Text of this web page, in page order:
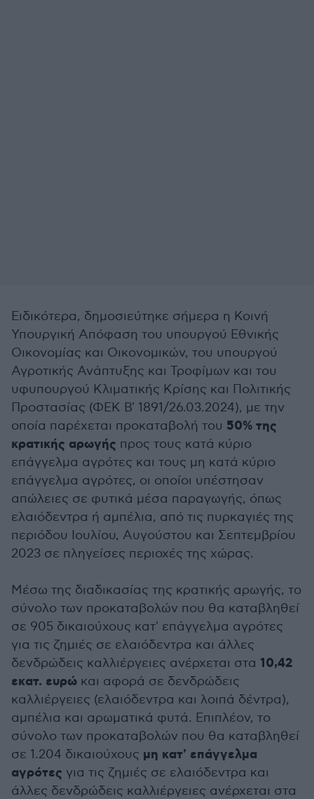
Ειδικότερα, δημοσιεύτηκε σήμερα η Κοινή
Υπουργική Απόφαση του υπουργού Εθνικής
Οικονομίας και Οικονομικών, του υπουργού
Αγροτικής Ανάπτυξης και Τροφίμων και του
υφυπουργού Κλιματικής Κρίσης και Πολιτικής
Προστασίας (ΦΕΚ Β' 1891/26.03.2024), με την
οποία παρέχεται προκαταβολή του 50% της
κρατικής αρωγής προς τους κατά κύριο
επάγγελμα αγρότες και τους μη κατά κύριο
επάγγελμα αγρότες, οι οποίοι υπέστησαν
απώλειες σε φυτικά μέσα παραγωγής, όπως
ελαιόδεντρα ή αμπέλια, από τις πυρκαγιές της
περιόδου Ιουλίου, Αυγούστου και Σεπτεμβρίου
2023 σε πληγείσες περιοχές της χώρας.
Μέσω της διαδικασίας της κρατικής αρωγής, το
σύνολο των προκαταβολών που θα καταβληθεί
σε 905 δικαιούχους κατ' επάγγελμα αγρότες
για τις ζημιές σε ελαιόδεντρα και άλλες
δενδρώδεις καλλιέργειες ανέρχεται στα 10,42
εκατ. ευρώ και αφορά σε δενδρώδεις
καλλιέργειες (ελαιόδεντρα και λοιπά δέντρα),
αμπέλια και αρωματικά φυτά. Επιπλέον, το
σύνολο των προκαταβολών που θα καταβληθεί
σε 1.204 δικαιούχους μη κατ' επάγγελμα
αγρότες για τις ζημιές σε ελαιόδεντρα και
άλλες δενδρώδεις καλλιέργειες ανέρχεται στα